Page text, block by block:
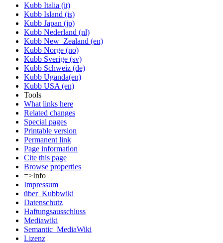
Kubb Italia (it)
Kubb Island (is)
Kubb Japan (jp)
Kubb Nederland (nl)
Kubb New_Zealand (en)
Kubb Norge (no)
Kubb Sverige (sv)
Kubb Schweiz (de)
Kubb Uganda(en)
Kubb USA (en)
Tools
What links here
Related changes
Special pages
Printable version
Permanent link
Page information
Cite this page
Browse properties
=>Info
Impressum
über_Kubbwiki
Datenschutz
Haftungsausschluss
Mediawiki
Semantic_MediaWiki
Lizenz